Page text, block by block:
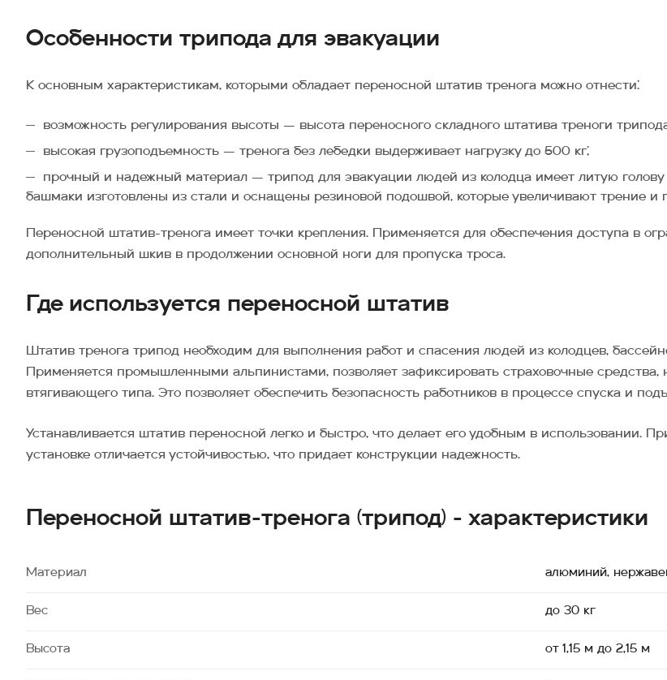
Особенности трипода для эвакуации
К основным характеристикам, которыми обладает переносной штатив тренога можно отнести:
возможность регулирования высоты — высота переносного складного штатива треноги
высокая грузоподъемность — тренога без лебедки выдерживает нагрузку до 500 кг;
прочный и надежный материал — трипод для эвакуации людей из колодца имеет литую
башмаки изготовлены из стали и оснащены резиновой подошвой, которые увеличивают трение и
Переносной штатив-тренога имеет точки крепления. Применяется для обеспечения доступа в
дополнительный шкив в продолжении основной ноги для пропуска троса.
Где используется переносной штатив
Штатив тренога трипод необходим для выполнения работ и спасения людей из колодцев,
Применяется промышленными альпинистами, позволяет зафиксировать страховочные
втягивающего типа. Это позволяет обеспечить безопасность работников в процессе спуска и
Устанавливается штатив переносной легко и быстро, что делает его удобным в использовании.
установке отличается устойчивостью, что придает конструкции надежность.
Переносной штатив-тренога (трипод) - характеристики
Материал алюминий,
Вес до 30 кг
Высота от 1,15 м до 2,15 м